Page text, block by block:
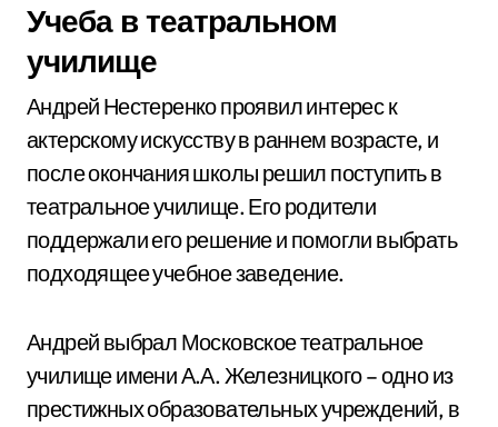
Учеба в театральном
училище
Андрей Нестеренко проявил интерес к
актерскому искусству в раннем возрасте, и
после окончания школы решил поступить в
театральное училище. Его родители
поддержали его решение и помогли выбрать
подходящее учебное заведение.
Андрей выбрал Московское театральное
училище имени А.А. Железницкого – одно из
престижных образовательных учреждений, в